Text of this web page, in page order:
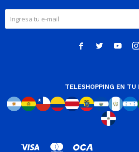
  
TELESHOPPING EN TU